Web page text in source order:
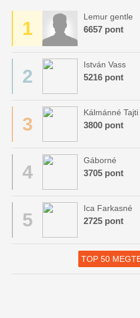
1
Lemur gentle
6657 pont
2
István Vass
5216 pont
3
Kálmánné Tajti
3800 pont
4
Gáborné
3705 pont
5
Ica Farkasné
2725 pont
TOP 50